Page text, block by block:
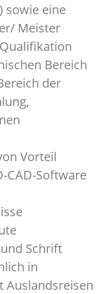
sowie eine
Meister
Bereich
der
Vorteil
CAD-Software
Schrift
in
Auslandsreisen